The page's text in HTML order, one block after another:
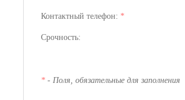
Контактный телефон: *
Срочность:
* - Поля, обязательные для заполнения